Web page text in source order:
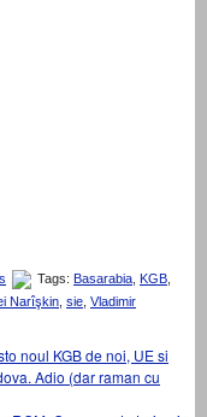
Tags: Basarabia KGB
Narîşkin sie Vladimir
noul KGB de noi, UE si
Adio (dar raman cu